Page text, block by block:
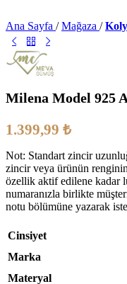
Ana Sayfa / Mağaza /
Milena Model 925
1.399,99 ₺
Not: Standart zincir
zincir veya ürünün
özellik aktif edilene kadar
numaranızla birlikte
notu bölümüne yazarak
Cinsiyet
Marka
Materyal